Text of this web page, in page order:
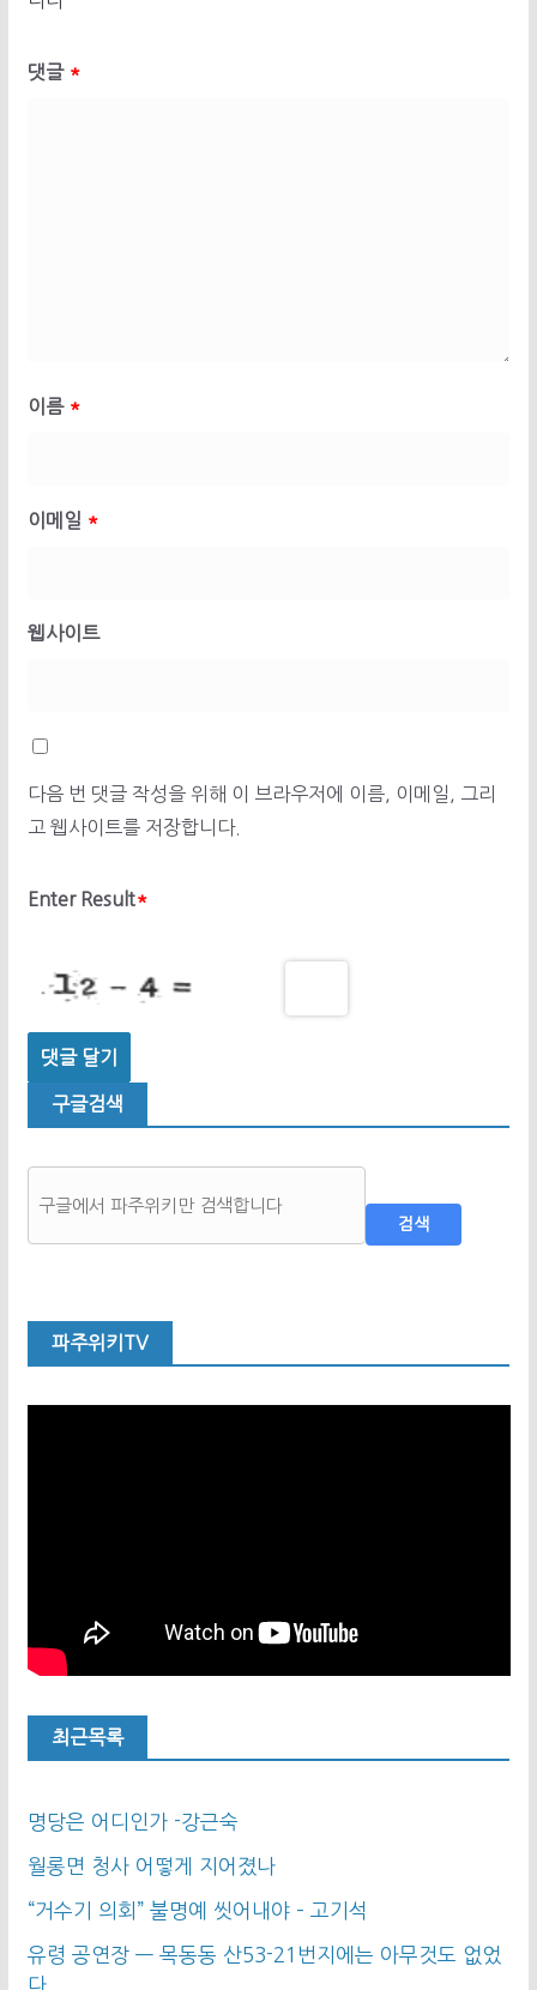
댓글 *
이름 *
이메일 *
웹사이트
다음 번 댓글 작성을 위해 이 브라우저에 이름, 이메일, 그리
고 웹사이트를 저장합니다.
Enter Result*
구글검색
검색
파주위키TV
최근목록
명당은 어디인가 -강근숙
월롱면 청사 어떻게 지어졌나
“거수기 의회” 불명예 씻어내야 – 고기석
유령 공연장 — 목동동 산53-21번지에는 아무것도 없었
다